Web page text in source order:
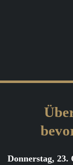
Donnerstag, 23.